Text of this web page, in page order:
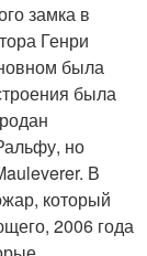
замка в
Генри
была
была
но
В
который
2006 года